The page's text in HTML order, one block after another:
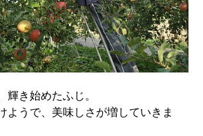
輝き始めたふじ。
ようで、美味しさが増していきま